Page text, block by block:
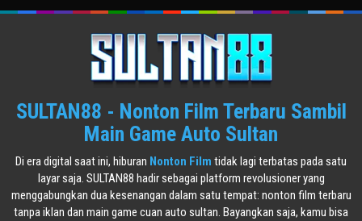
SULTAN88 - Nonton Film Terbaru Sambil
Main Game Auto Sultan
Di era digital saat ini, hiburan Nonton Film tidak lagi terbatas pada satu
layar saja. SULTAN88 hadir sebagai platform revolusioner yang
menggabungkan dua kesenangan dalam satu tempat: nonton film terbaru
tanpa iklan dan main game cuan auto sultan. Bayangkan saja, kamu bisa